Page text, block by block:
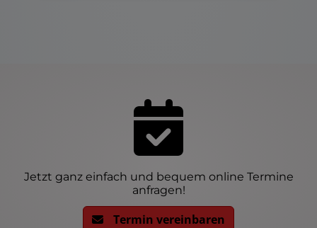
Jetzt ganz einfach und bequem online Termine
anfragen!
Termin vereinbaren